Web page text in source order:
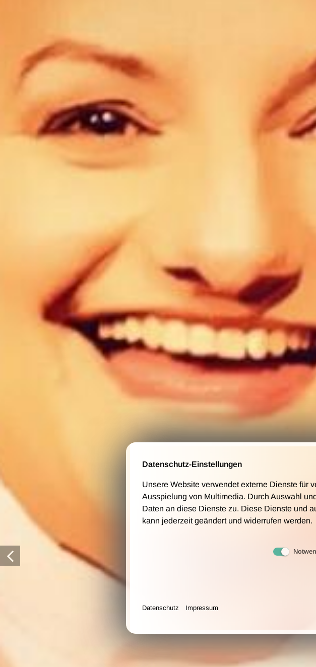
HIER SIND
Datenschutz-Einstellungen
Unsere Website verwendet externe Dienste für
Ausspielung von Multimedia. Durch Auswahl
Daten an diese Dienste zu. Diese Dienste und
kann jederzeit geändert und widerrufen werden.
Datenschutz Impressum